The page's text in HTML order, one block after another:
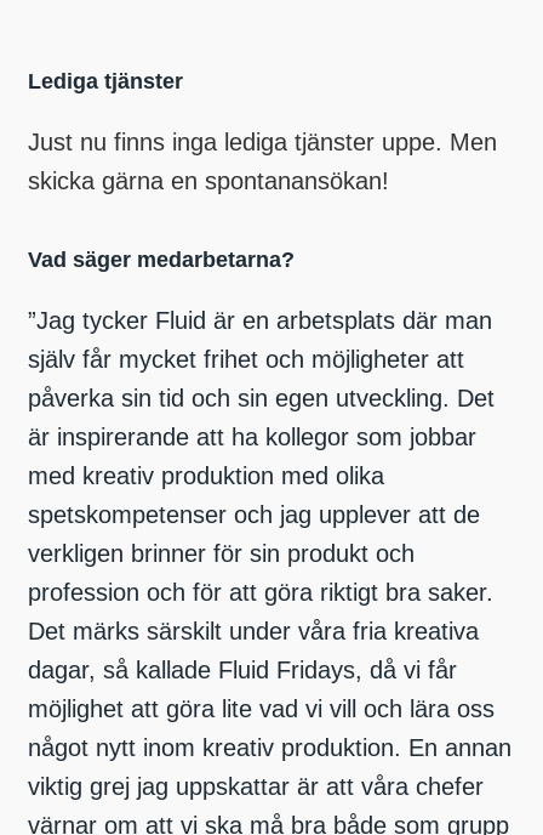
Lediga tjänster
Just nu finns inga lediga tjänster uppe. Men
skicka gärna en spontanansökan!
Vad säger medarbetarna?
”Jag tycker Fluid är en arbetsplats där man
själv får mycket frihet och möjligheter att
påverka sin tid och sin egen utveckling. Det
är inspirerande att ha kollegor som jobbar
med kreativ produktion med olika
spetskompetenser och jag upplever att de
verkligen brinner för sin produkt och
profession och för att göra riktigt bra saker.
Det märks särskilt under våra fria kreativa
dagar, så kallade Fluid Fridays, då vi får
möjlighet att göra lite vad vi vill och lära oss
något nytt inom kreativ produktion. En annan
viktig grej jag uppskattar är att våra chefer
värnar om att vi ska må bra både som grupp